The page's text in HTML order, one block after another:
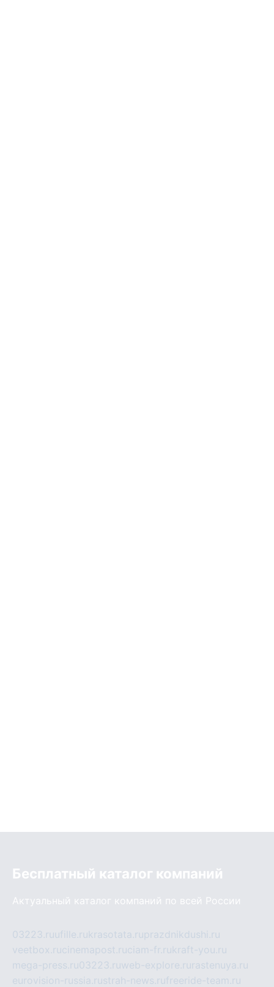
Бесплатный каталог компаний
Актуальный каталог компаний по всей России
03223.ruufille.rukrasotata.ruprazdnikdushi.ru
veetbox.rucinemapost.ruciam-fr.rukraft-you.ru
mega-press.ru03223.ruweb-explore.ru rastenuya.ru
eurovision-russia.rustrah-news.rufreeride-team.ru